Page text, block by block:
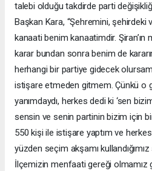
talebi olduğu takdirde parti değişikliği
Başkan Kara, “Şehremini, şehirdeki
kanaati benim kanaatimdir.
karar bundan sonra benim de
herhangi bir partiye gidecek
istişare etmeden gitmem. Çünkü o
yanımdaydı, herkes dedi ki ‘sen
sensin ve senin partinin bizim için
550 kişi ile istişare yaptım ve
yüzden seçim akşamı
İlçemizin menfaati gereği olmamız